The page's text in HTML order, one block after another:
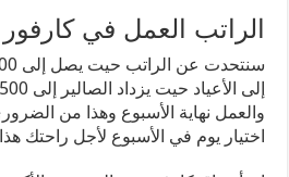
الراتب العمل في كارفور
إلى الأعياد حيت يزداد الصالير إلى 4500 درهم (في الاعياد).
والعمل نهاية الأسبوع وهذا من
اختيار يوم في الأسبوع لأجل راحتك